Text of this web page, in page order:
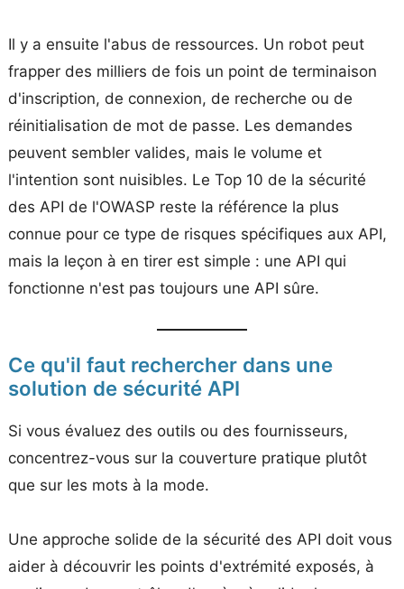
Il y a ensuite l'abus de ressources. Un robot peut
frapper des milliers de fois un point de terminaison
d'inscription, de connexion, de recherche ou de
réinitialisation de mot de passe. Les demandes
peuvent sembler valides, mais le volume et
l'intention sont nuisibles. Le Top 10 de la sécurité
des API de l'OWASP reste la référence la plus
connue pour ce type de risques spécifiques aux API,
mais la leçon à en tirer est simple : une API qui
fonctionne n'est pas toujours une API sûre.
Ce qu'il faut rechercher dans une
solution de sécurité API
Si vous évaluez des outils ou des fournisseurs,
concentrez-vous sur la couverture pratique plutôt
que sur les mots à la mode.
Une approche solide de la sécurité des API doit vous
aider à découvrir les points d'extrémité exposés, à